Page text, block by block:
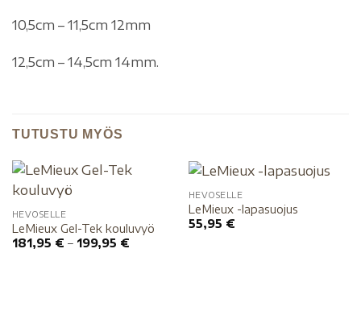
10,5cm – 11,5cm 12mm
12,5cm – 14,5cm 14mm.
TUTUSTU MYÖS
HEVOSELLE
LeMieux Gel-Tek kouluvyö
181,95 € – 199,95 €
HEVOSELLE
LeMieux -lapasuojus
55,95 €